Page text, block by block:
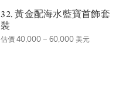
32. 黃金配海水藍寶首飾套
裝
估價 40,000 – 60,000 美元